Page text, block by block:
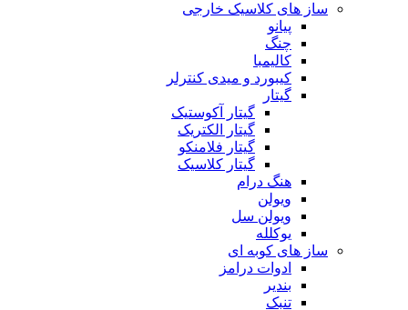
ساز های کلاسیک خارجی
پیانو
چنگ
کالیمبا
کیبورد و میدی کنترلر
گیتار
گیتار آکوستیک
گیتار الکتریک
گیتار فلامنکو
گیتار کلاسیک
هنگ درام
ویولن
ویولن سل
یوکلله
ساز های کوبه ای
ادوات درامز
بندیر
تنبک